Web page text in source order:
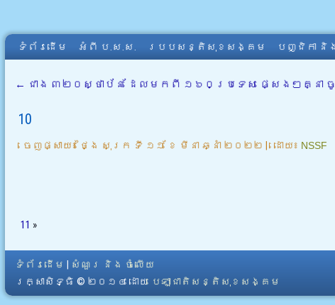
ទំព័រដើម អំពី​ ប.ស.ស. របបសន្តិសុខសង្គម បញ្ជិកា និ
← ជាង ៣២០ស្ថាប័ន ដែលមកពី ១៦០ប្រទេស ផ្សេងៗគ្នា ចូ
10
ចេញផ្សាយ៖ ថ្ងៃ សុក្រ ទី ១១ ខែ មីនា ឆ្នាំ ២០២២ | ដោយ៖ NSSF
11 »
ទំព័រដើម
សំណួរ និង ចំលើយ
រក្សាសិទ្ធិ © ២០១៤ ដោយ​ បេឡាជាតិសន្តិសុខសង្គម